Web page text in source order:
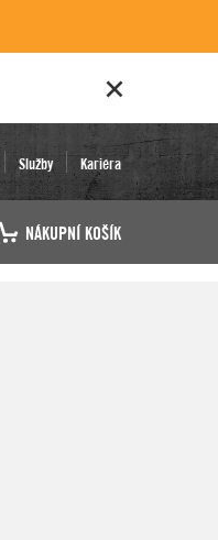
Služby Kariéra
NÁKUPNÍ KOŠÍK